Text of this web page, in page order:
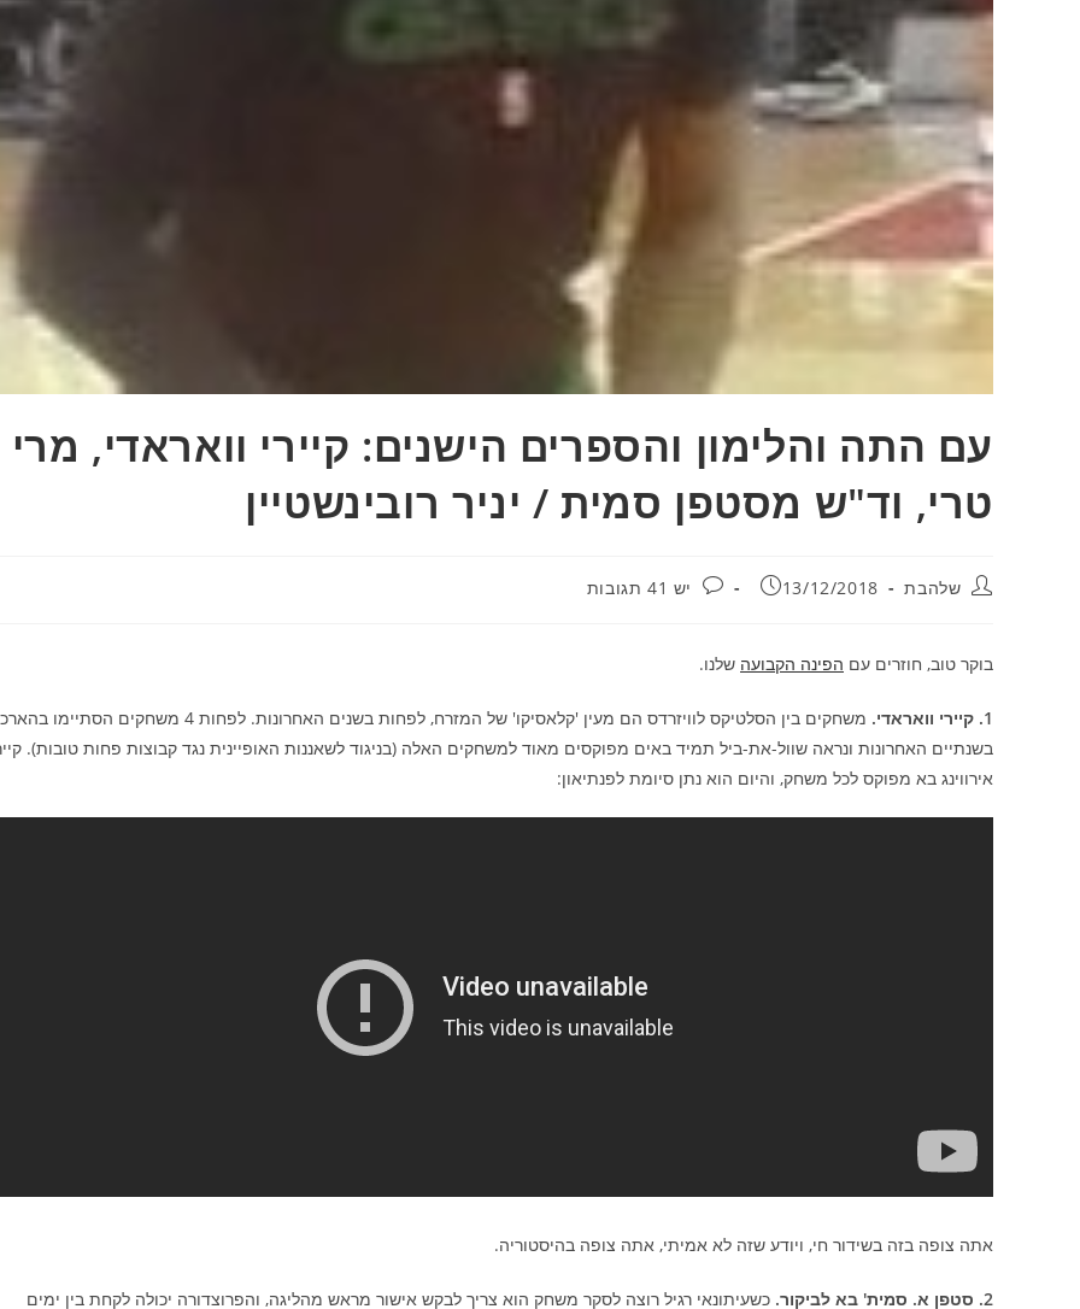
עם התה והלימון והספרים הישנים: קיירי וואראדי, מרי
טרי, וד"ש מסטפן סמית / יניר רובינשטיין
מחבר:
שלהבת פורסם:
13/12/2018 תגובות:
יש 41 תגובות
בוקר טוב, חוזרים עם הפינה הקבועה שלנו.
1. קיירי וואראדי.
משחקים בין הסלטיקס לוויזרדס הם מעין 'קלאסיקו' של המזרח, לפחות בשנים האחרונות. לפחות 4 משחקים
בשנתיים האחרונות ונראה שוול-את-ביל תמיד באים מפוקסים מאוד למשחקים האלה (בניגוד לשאננות האופיינית נגד קבוצות פחות טובות).
אירווינג בא מפוקס לכל משחק, והיום הוא נתן סיומת לפנתיאון:
אתה צופה בזה בשידור חי, ויודע שזה לא אמיתי, אתה צופה בהיסטוריה.
2. סטפן א. סמית' בא לביקור.
כשעיתונאי רגיל רוצה לסקר משחק הוא צריך לבקש אישור מראש מהליגה, והפרוצדורה יכולה לקחת בין ימים